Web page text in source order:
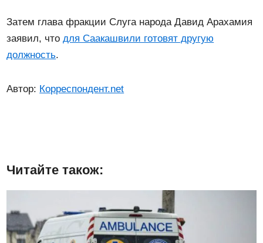
Затем глава фракции Слуга народа Давид Арахамия
заявил, чтодля Саакашвили готовят другую
должность.
Автор: Корреспондент.net
Читайте також: